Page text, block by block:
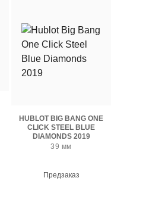
HUBLOT BIG BANG ONE
CLICK STEEL BLUE
DIAMONDS 2019
39 мм
Предзаказ